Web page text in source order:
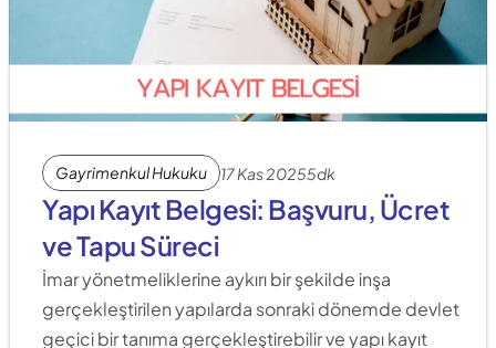
Gayrimenkul Hukuku 17 Kas 20255dk
Yapı Kayıt Belgesi: Başvuru, Ücret
ve Tapu Süreci
İmar yönetmeliklerine aykırı bir şekilde inşa
gerçekleştirilen yapılarda sonraki dönemde devlet
geçici bir tanıma gerçekleştirebilir ve yapı kayıt